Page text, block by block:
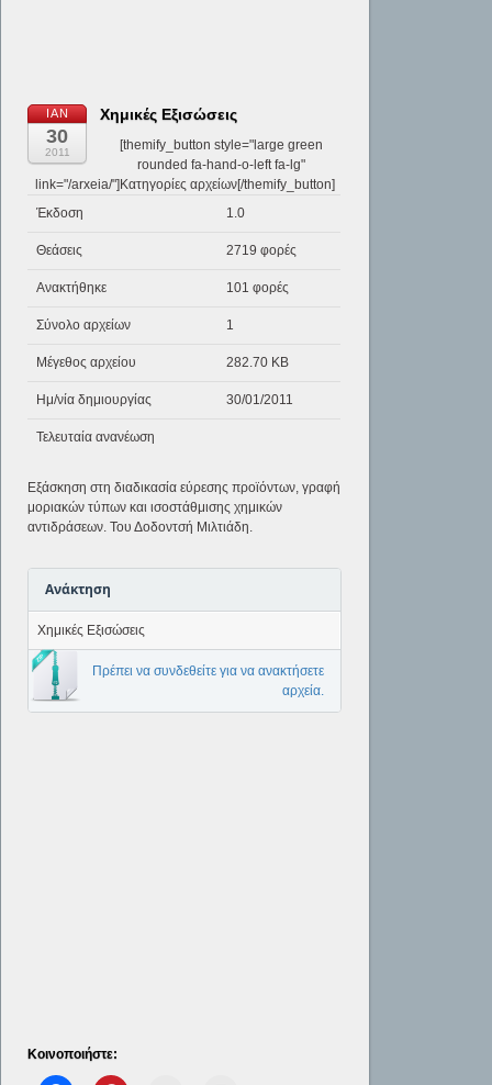
ΙΑΝ
30
2011
Χημικές Εξισώσεις
[themify_button style="large green
rounded fa-hand-o-left fa-lg"
link="/arxeia/"]Κατηγορίες αρχείων[/themify_button]
Έκδοση
1.0
Θεάσεις 2719 φορές
Ανακτήθηκε 101 φορές
Σύνολο αρχείων 1
Μέγεθος αρχείου 282.70 KB
Ημ/νία δημιουργίας 30/01/2011
Τελευταία ανανέωση
Εξάσκηση στη διαδικασία εύρεσης προϊόντων, γραφή
μοριακών τύπων και ισοστάθμισης χημικών
αντιδράσεων. Του Δοδοντσή Μιλτιάδη.
Ανάκτηση
Χημικές Εξισώσεις
Πρέπει να συνδεθείτε για να ανακτήσετε
αρχεία.
Κοινοποιήστε: